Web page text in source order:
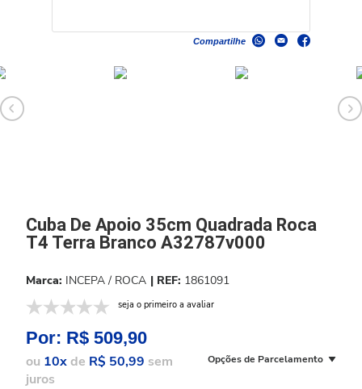
Compartilhe
Cuba De Apoio 35cm Quadrada Roca
T4 Terra Branco A32787v000
INCEPA / ROCA 1861091
seja o primeiro a avaliar
Por: R$ 509,90
ou 10xde R$ 50,99 sem
juros
Opções de Parcelamento